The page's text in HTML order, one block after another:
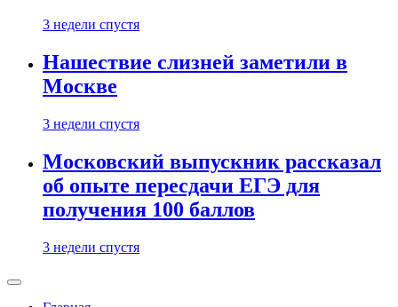
3 недели спустя
Нашествие слизней заметили в
Москве
3 недели спустя
Московский выпускник рассказал
об опыте пересдачи ЕГЭ для
получения 100 баллов
3 недели спустя